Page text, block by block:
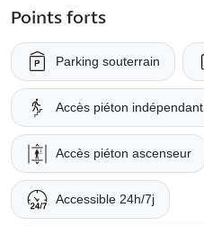
Points forts
Parking souterrain
Accès piéton indépendant
Accès piéton ascenseur
Accessible 24h/7j